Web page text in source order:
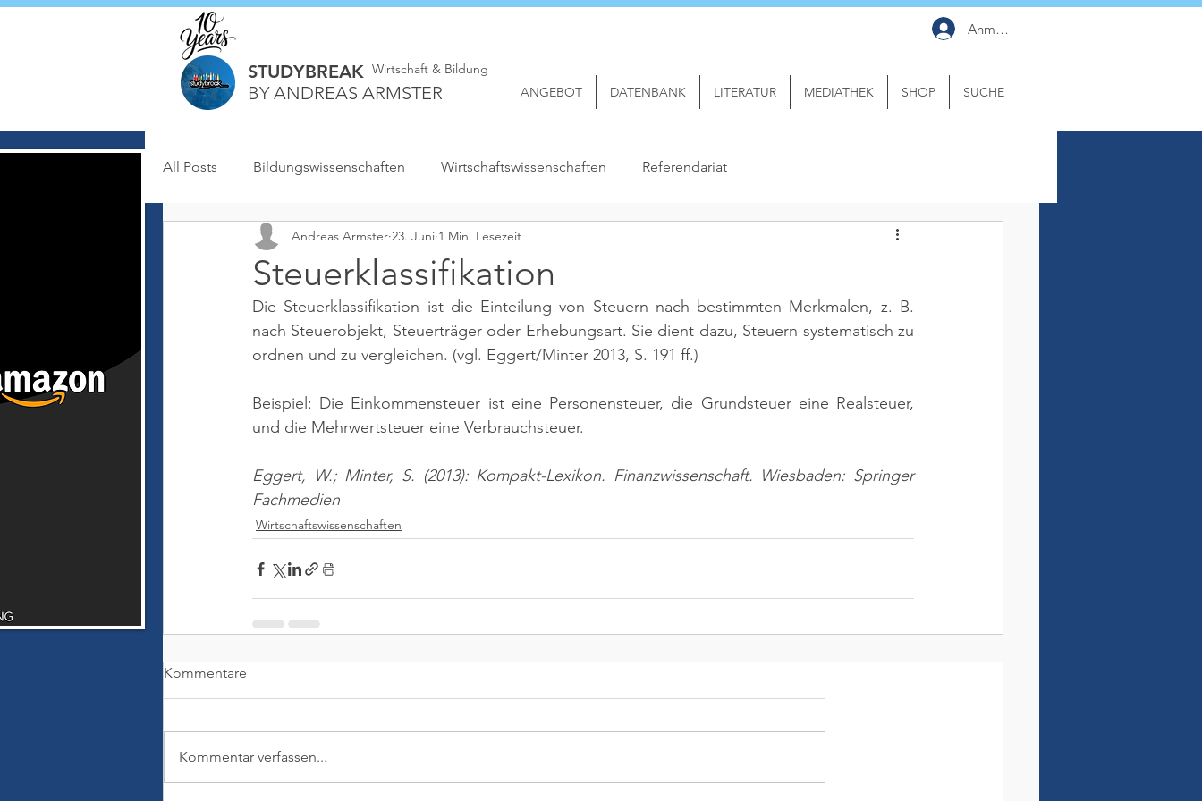
STUDYBREAK
BY ANDREAS ARMSTER
Wirtschaft & Bildung
Anmelden
ANGEBOT DATENBANK LITERATUR MEDIATHEK SHOP SUCHE
All Posts Bildungswissenschaften Wirtschaftswissenschaften Referendariat
Steuerklassifikation
Andreas Armster 23. Juni 1 Min. Lesezeit
Die Steuerklassifikation ist die Einteilung von Steuern nach bestimmten Merkmalen, z. B.
nach Steuerobjekt, Steuerträger oder Erhebungsart. Sie dient dazu, Steuern systematisch zu
ordnen und zu vergleichen. (vgl. Eggert/Minter 2013, S. 191 ff.)
Beispiel: Die Einkommensteuer ist eine Personensteuer, die Grundsteuer eine Realsteuer,
und die Mehrwertsteuer eine Verbrauchsteuer.
Eggert, W.; Minter, S. (2013): Kompakt-Lexikon. Finanzwissenschaft. Wiesbaden: Springer
Fachmedien
Wirtschaftswissenschaften
Kommentare
Kommentar verfassen...